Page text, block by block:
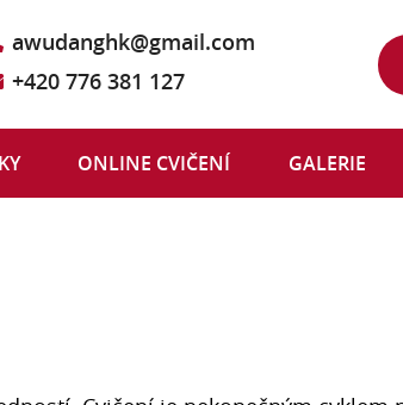
awudanghk@gmail.com
+420 776 381 127
ONLINE CVIČENÍ GALERIE